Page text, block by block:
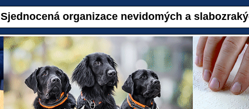
Sjednocená organizace nevidomých a